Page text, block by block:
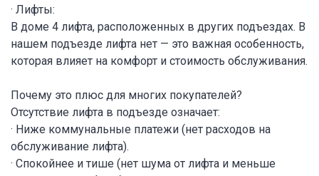
· Лифты:
В доме 4 лифта, расположенных в других подъездах. В
нашем подъезде лифта нет — это важная особенность,
которая влияет на комфорт и стоимость обслуживания.
Почему это плюс для многих покупателей?
Отсутствие лифта в подъезде означает:
· Ниже коммунальные платежи (нет расходов на
обслуживание лифта).
· Спокойнее и тише (нет шума от лифта и меньше